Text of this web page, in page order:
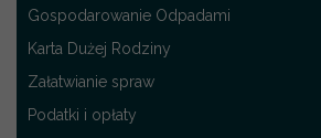
Gospodarowanie Odpadami
Karta Dużej Rodziny
Załatwianie spraw
Podatki i opłaty